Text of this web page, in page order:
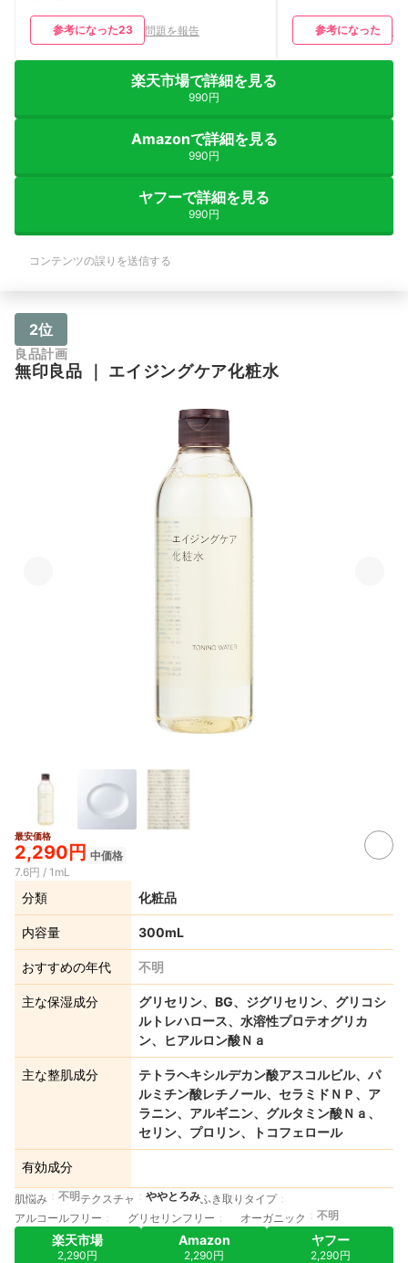
親子で仲良くリピートしています。
参考になった23 問題を報告 参考になった
楽天市場で詳細を見る
990円
Amazonで詳細を見る
990円
ヤフーで詳細を見る
990円
コンテンツの誤りを送信する
2位
良品計画
無印良品 ｜ エイジングケア化粧水
最安価格
2,290円 中価格
7.6円 / 1mL
分類 化粧品
内容量 300mL
おすすめの年代 不明
主な保湿成分
グリセリン、BG、ジグリセリン、グリコシ
ルトレハロース、水溶性プロテオグリカ
ン、ヒアルロン酸Ｎａ
主な整肌成分
テトラヘキシルデカン酸アスコルビル、パ
ルミチン酸レチノール、セラミドＮＰ、ア
ラニン、アルギニン、グルタミン酸Ｎａ、
セリン、プロリン、トコフェロール
有効成分
肌悩み 不明テクスチャ ややとろみふき取りタイプ
アルコールフリー
グリセリンフリー オーガニック 不明
楽天市場
2,290円
Amazon
2,290円
ヤフー
2,290円